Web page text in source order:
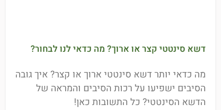
דשא סינטטי קצר או ארוך? מה כדאי לנו לבחור?
מה כדאי יותר דשא סינטטי ארוך או קצר? איך גובה
הסיבים ישפיעו על רכות הסיבים והמראה של
הדשא הסינטטי? כל התשובות כאן!